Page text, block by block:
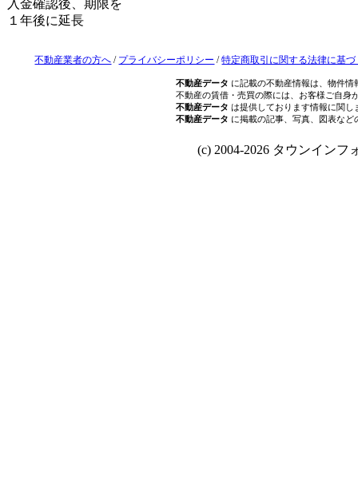
入金確認後、期限を
１年後に延長
不動産業者の方へ / プライバシーポリシー /特定商取引に関する法律に基
不動産データ に記載の不動産情報は、物件
不動産の賃借・売買の際には、お客様ご自身
不動産データ は提供しております情報に関し
不動産データ に掲載の記事、写真、図表な
(c) 2004-2026 タウンインフ